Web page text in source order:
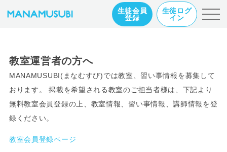
生徒会員
登録
生徒ログ
イン
教室運営者の方へ
MANAMUSUBI(まなむすび)では教室、習い事情報を募集して
おります。 掲載を希望される教室のご担当者様は、下記より
無料教室会員登録の上、教室情報、習い事情報、講師情報を登
録ください。
教室会員登録ページ